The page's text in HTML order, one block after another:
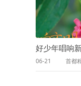
好少年唱响
06-21 首都